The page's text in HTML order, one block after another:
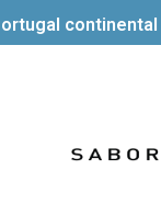
continental